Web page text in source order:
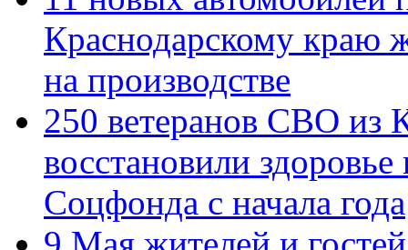
Краснодарскому краю
на производстве
250 ветеранов СВО из
восстановили
Соцфонда с начала года